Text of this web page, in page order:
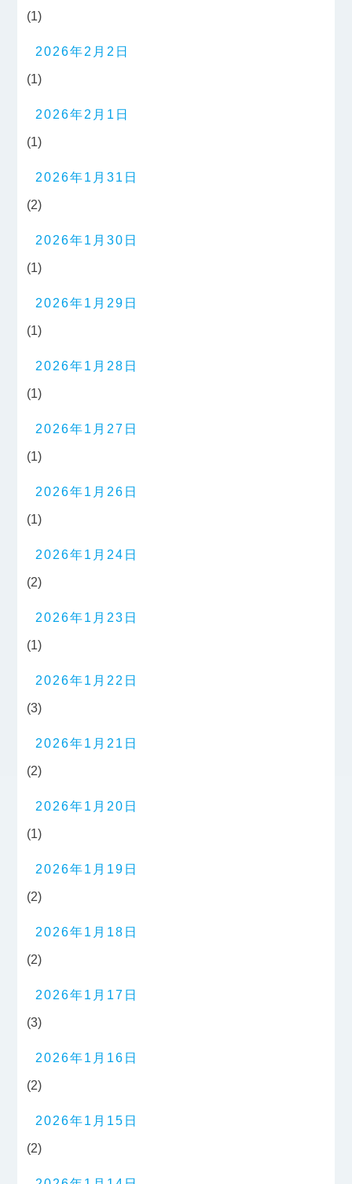
(1)
2026年2月2日
(1)
2026年2月1日
(1)
2026年1月31日
(2)
2026年1月30日
(1)
2026年1月29日
(1)
2026年1月28日
(1)
2026年1月27日
(1)
2026年1月26日
(1)
2026年1月24日
(2)
2026年1月23日
(1)
2026年1月22日
(3)
2026年1月21日
(2)
2026年1月20日
(1)
2026年1月19日
(2)
2026年1月18日
(2)
2026年1月17日
(3)
2026年1月16日
(2)
2026年1月15日
(2)